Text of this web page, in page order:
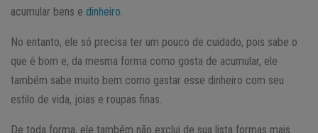
acumular bens e dinheiro
No entanto, ele só precisa ter um pouco de cuidado, pois sabe o
que é bom e, da mesma forma como gosta de acumular, ele
também sabe muito bem como gastar esse dinheiro com seu
estilo de vida, joias e roupas finas.
De toda forma, ele também não exclui de sua lista formas mais